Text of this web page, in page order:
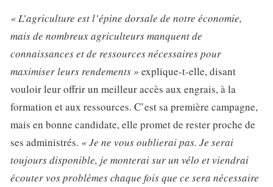
« L’agriculture est l’épine dorsale de notre économie,
mais de nombreux agriculteurs manquent de
connaissances et de ressources nécessaires pour
maximiser leurs rendements » explique-t-elle, disant
vouloir leur offrir un meilleur accès aux engrais, à la
formation et aux ressources. C’est sa première campagne,
mais en bonne candidate, elle promet de rester proche de
ses administrés. « Je ne vous oublierai pas. Je serai
toujours disponible, je monterai sur un vélo et viendrai
écouter vos problèmes chaque fois que ce sera nécessaire